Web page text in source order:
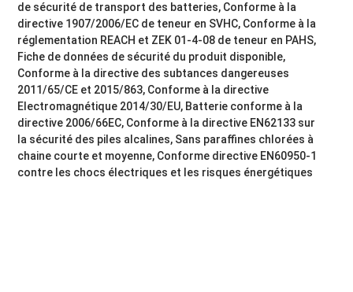
de sécurité de transport des batteries, Conforme à la
directive 1907/2006/EC de teneur en SVHC, Conforme à la
réglementation REACH et ZEK 01-4-08 de teneur en PAHS,
Fiche de données de sécurité du produit disponible,
Conforme à la directive des subtances dangereuses
2011/65/CE et 2015/863, Conforme à la directive
Electromagnétique 2014/30/EU, Batterie conforme à la
directive 2006/66EC, Conforme à la directive EN62133 sur
la sécurité des piles alcalines, Sans paraffines chlorées à
chaine courte et moyenne, Conforme directive EN60950-1
contre les chocs électriques et les risques énergétiques